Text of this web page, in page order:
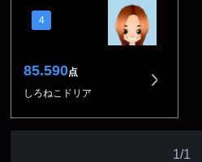
4
85.590点
しろねこドリア
1/1